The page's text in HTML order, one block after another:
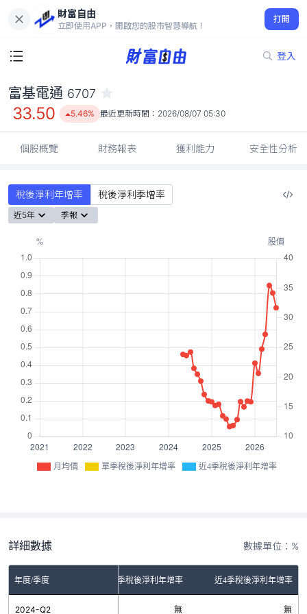
財富自由
立即使用APP，開啟您的股市智慧導航！
打開
登入
33.50
5.46%
富基電通 6707
33.50 5.46% 最近更新時間： 2026/08/07 05:30
個股概覽 財務報表 獲利能力 安全性分析
稅後淨利年增率 稅後淨利季增率
近5年 季報
月均價 單季稅後淨利年增率 近4季稅後淨利年增率
詳細數據 數據單位：%
年度/季度 單季稅後淨利年增率 近4季稅後淨利年增率
2024-Q2 無 無